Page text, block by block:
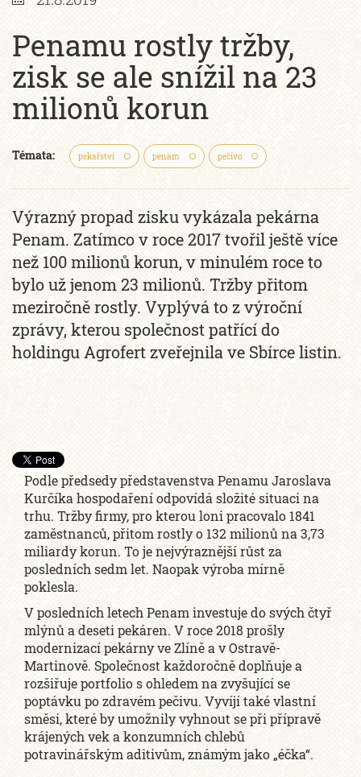
Penamu rostly tržby,
zisk se ale snížil na 23
milionů korun
Témata: pekařství penam pečivo
Výrazný propad zisku vykázala pekárna
Penam. Zatímco v roce 2017 tvořil ještě více
než 100 milionů korun, v minulém roce to
bylo už jenom 23 milionů. Tržby přitom
meziročně rostly. Vyplývá to z výroční
zprávy, kterou společnost patřící do
holdingu Agrofert zveřejnila ve Sbírce listin.
Podle předsedy představenstva Penamu Jaroslava
Kurčíka hospodaření odpovídá složité situaci na
trhu. Tržby firmy, pro kterou loni pracovalo 1841
zaměstnanců, přitom rostly o 132 milionů na 3,73
miliardy korun. To je nejvýraznější růst za
posledních sedm let. Naopak výroba mírně
poklesla.
V posledních letech Penam investuje do svých čtyř
mlýnů a deseti pekáren. V roce 2018 prošly
modernizací pekárny ve Zlíně a v Ostravě-
Martinově. Společnost každoročně doplňuje a
rozšiřuje portfolio s ohledem na zvyšující se
poptávku po zdravém pečivu. Vyvíjí také vlastní
směsi, které by umožnily vyhnout se při přípravě
krájených vek a konzumních chlebů
potravinářským aditivům, známým jako „éčka“.